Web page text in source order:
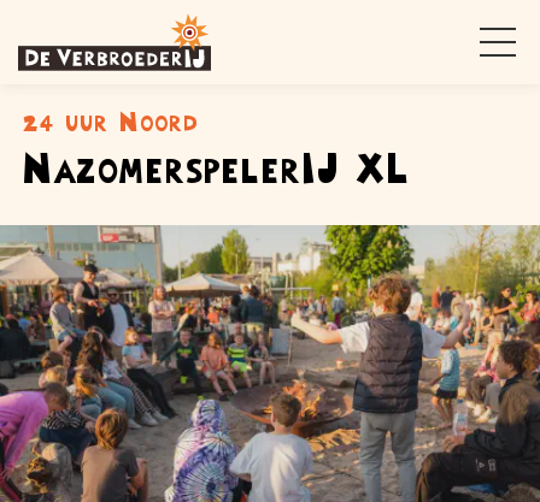
24 uur Noord
NazomerspelerIJ XL